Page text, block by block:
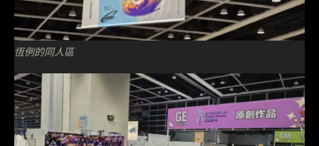
恆例的同人區